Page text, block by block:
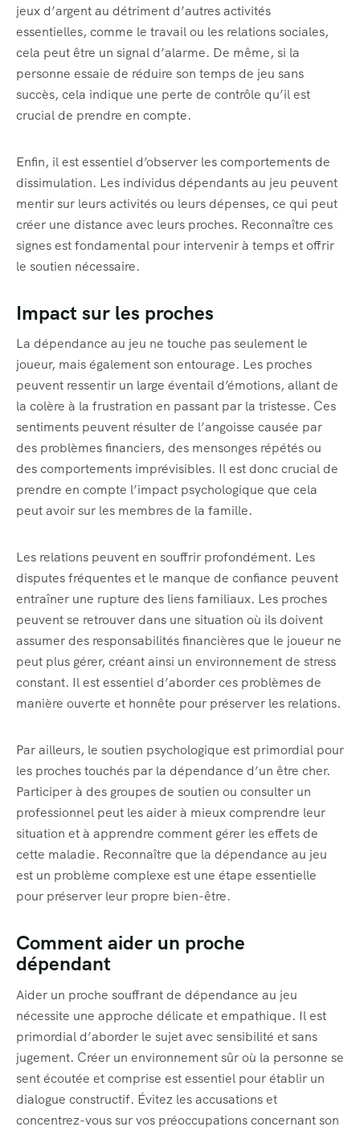
jeux d’argent au détriment d’autres activités
essentielles, comme le travail ou les relations sociales,
cela peut être un signal d’alarme. De même, si la
personne essaie de réduire son temps de jeu sans
succès, cela indique une perte de contrôle qu’il est
crucial de prendre en compte.
Enfin, il est essentiel d’observer les comportements de
dissimulation. Les individus dépendants au jeu peuvent
mentir sur leurs activités ou leurs dépenses, ce qui peut
créer une distance avec leurs proches. Reconnaître ces
signes est fondamental pour intervenir à temps et offrir
le soutien nécessaire.
Impact sur les proches
La dépendance au jeu ne touche pas seulement le
joueur, mais également son entourage. Les proches
peuvent ressentir un large éventail d’émotions, allant de
la colère à la frustration en passant par la tristesse. Ces
sentiments peuvent résulter de l’angoisse causée par
des problèmes financiers, des mensonges répétés ou
des comportements imprévisibles. Il est donc crucial de
prendre en compte l’impact psychologique que cela
peut avoir sur les membres de la famille.
Les relations peuvent en souffrir profondément. Les
disputes fréquentes et le manque de confiance peuvent
entraîner une rupture des liens familiaux. Les proches
peuvent se retrouver dans une situation où ils doivent
assumer des responsabilités financières que le joueur ne
peut plus gérer, créant ainsi un environnement de stress
constant. Il est essentiel d’aborder ces problèmes de
manière ouverte et honnête pour préserver les relations.
Par ailleurs, le soutien psychologique est primordial pour
les proches touchés par la dépendance d’un être cher.
Participer à des groupes de soutien ou consulter un
professionnel peut les aider à mieux comprendre leur
situation et à apprendre comment gérer les effets de
cette maladie. Reconnaître que la dépendance au jeu
est un problème complexe est une étape essentielle
pour préserver leur propre bien-être.
Comment aider un proche
dépendant
Aider un proche souffrant de dépendance au jeu
nécessite une approche délicate et empathique. Il est
primordial d’aborder le sujet avec sensibilité et sans
jugement. Créer un environnement sûr où la personne se
sent écoutée et comprise est essentiel pour établir un
dialogue constructif. Évitez les accusations et
concentrez-vous sur vos préoccupations concernant son